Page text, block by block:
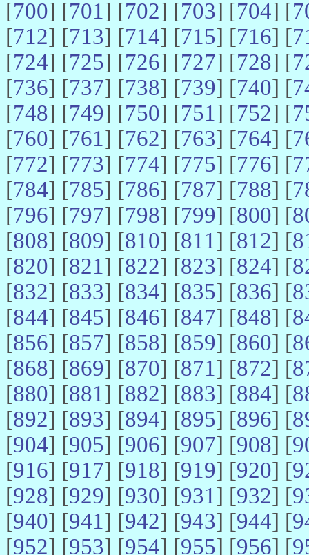
[700] [701] [702] [703] [704] [
[712] [713] [714] [715] [716] [
[724] [725] [726] [727] [728] [
[736] [737] [738] [739] [740] [
[748] [749] [750] [751] [752] [
[760] [761] [762] [763] [764] [
[772] [773] [774] [775] [776] [
[784] [785] [786] [787] [788] [
[796] [797] [798] [799] [800] [
[808] [809] [810] [811] [812] [
[820] [821] [822] [823] [824] [
[832] [833] [834] [835] [836] [
[844] [845] [846] [847] [848] [
[856] [857] [858] [859] [860] [
[868] [869] [870] [871] [872] [
[880] [881] [882] [883] [884] [
[892] [893] [894] [895] [896] [
[904] [905] [906] [907] [908] [
[916] [917] [918] [919] [920] [
[928] [929] [930] [931] [932] [
[940] [941] [942] [943] [944] [
[952] [953] [954] [955] [956] [